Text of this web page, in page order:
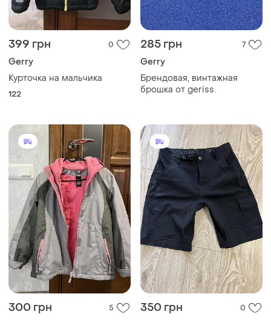
399 грн 0
Gerry
Курточка на мальчика
122
285 грн 7
Gerry
Брендовая, винтажная
брошка от geriss.
300 грн 5 350 грн 0